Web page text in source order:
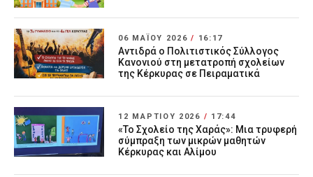
06 ΜΑΪ́ΟΥ 2026/ 16:17
Αντιδρά ο Πολιτιστικός Σύλλογος
Κανονιού στη μετατροπή σχολείων
της Κέρκυρας σε Πειραματικά
12 ΜΑΡΤΊΟΥ 2026 / 17:44
«Το Σχολείο της Χαράς»: Μια τρυφερή
σύμπραξη των μικρών μαθητών
Κέρκυρας και Αλίμου